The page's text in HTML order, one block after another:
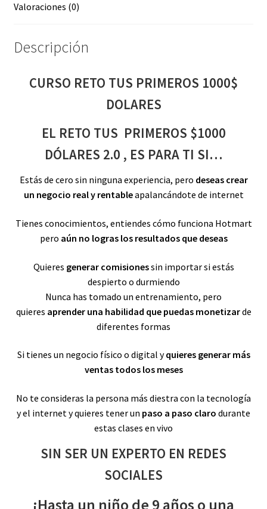
Valoraciones (0)
Descripción
CURSO RETO TUS PRIMEROS 1000$
DOLARES
EL RETO TUS PRIMEROS $1000
DÓLARES 2.0 , ES PARA TI SI…
Estás de cero sin ninguna experiencia, pero deseas crear
un negocio real y rentableapalancándote de internet
Tienes conocimientos, entiendes cómo funciona Hotmart
pero aún no logras los resultados que deseas
Quieres generar comisionessin importar si estás
despierto o durmiendo
Nunca has tomado un entrenamiento, pero
quieres aprender una habilidad que puedas monetizarde
diferentes formas
Si tienes un negocio físico o digital yquieres generar más
ventas todos los meses
No te consideras la persona más diestra con la tecnología
y el internet y quieres tener un paso a paso claro durante
estas clases en vivo
SIN SER UN EXPERTO EN REDES
SOCIALES
¡Hasta un niño de 9 años o una